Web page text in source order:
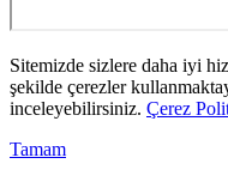
Sitemizde sizlere daha iyi
şekilde çerezler
inceleyebilirsiniz. Çerez
Tamam